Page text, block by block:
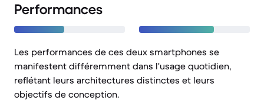
Performances
Les performances de ces deux smartphones se
manifestent différemment dans l'usage quotidien,
reflétant leurs architectures distinctes et leurs
objectifs de conception.